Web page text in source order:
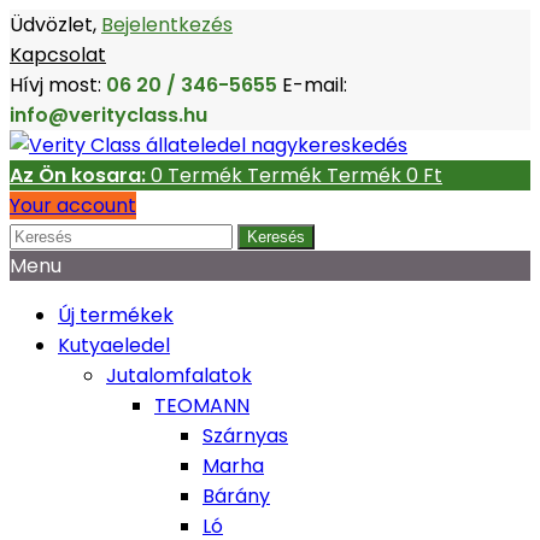
Üdvözlet, Bejelentkezés
Kapcsolat
Hívj most: 06 20 / 346-5655 E-mail:
info@verityclass.hu
Az Ön kosara:0 Termék Termék Termék0 Ft‎
Your account
Keresés
Menu
Új termékek
Kutyaeledel
Jutalomfalatok
TEOMANN
Szárnyas
Marha
Bárány
Ló